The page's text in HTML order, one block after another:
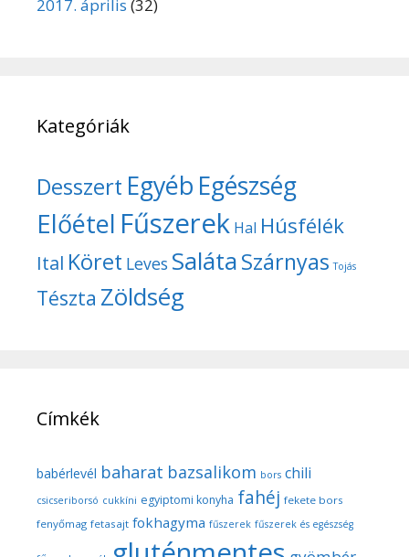
2017. április (32)
Kategóriák
Desszert Egyéb Egészség
Előétel Fűszerek Hal Húsfélék
Ital Köret Leves SalátaSzárnyas Tojás
Tészta Zöldség
Címkék
babérlevél baharat bazsalikom bors chili
csicseriborsó cukkíni egyiptomi konyha fahéj fekete bors
fenyőmag fetasajt fokhagyma fűszerek fűszerek és egészség